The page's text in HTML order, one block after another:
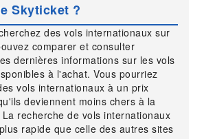
Skyticket ?
des vols internationaux sur
comparer et consulter
dernières informations sur les vols
à l'achat. Vous pourriez
vols internationaux à un prix
deviennent moins chers à la
recherche de vols internationaux
rapide que celle des autres sites